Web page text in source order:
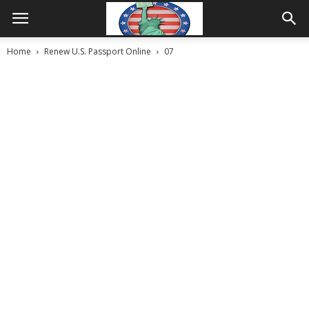
Home Renew U.S. Passport Online 07